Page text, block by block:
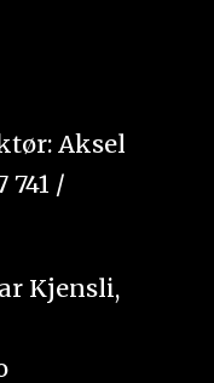
Aksel
/
Kjensli,